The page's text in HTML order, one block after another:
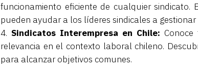
funcionamiento eficiente de cualquier
pueden ayudar a los líderes sindicales a
Sindicatos Interempresa en Chile:
relevancia en el contexto laboral chileno.
para alcanzar objetivos comunes.